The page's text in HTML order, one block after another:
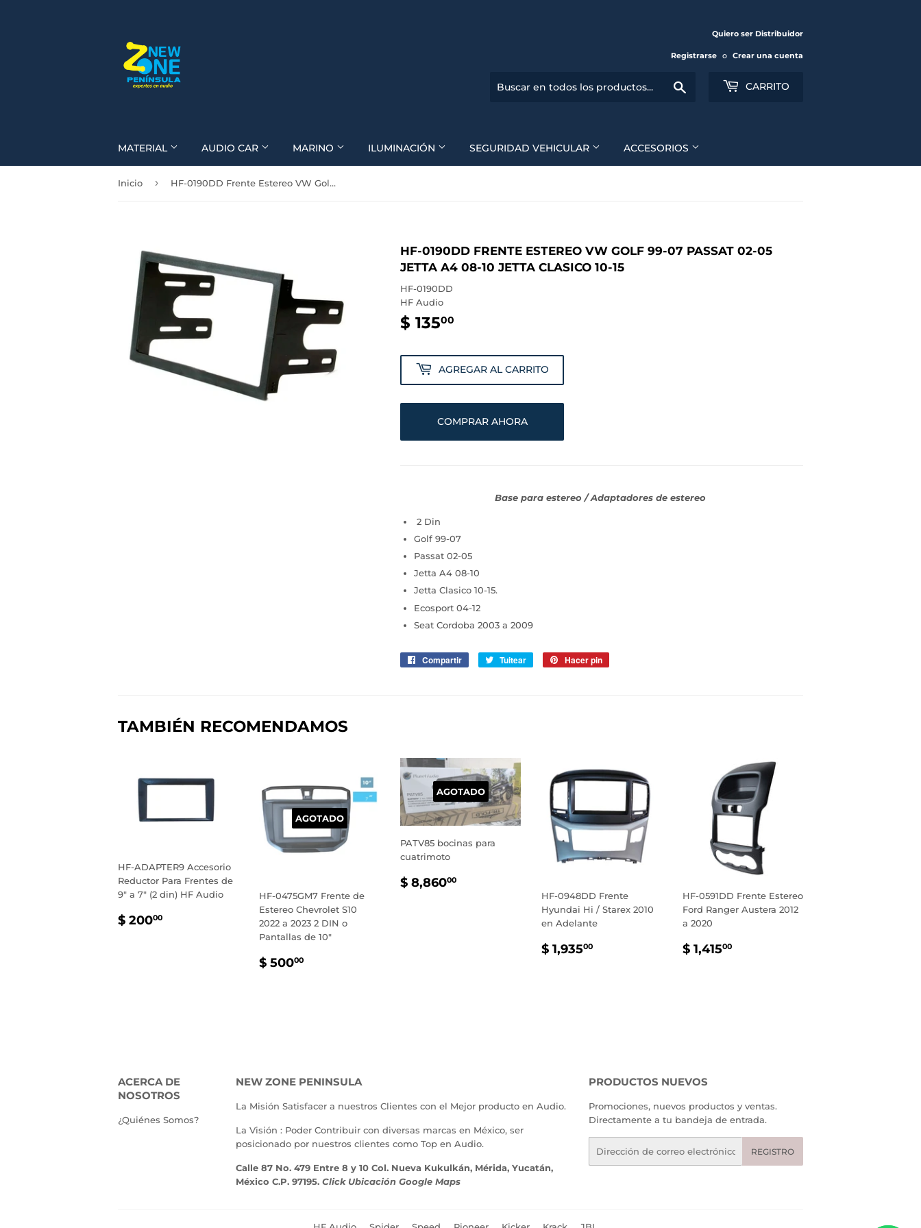
Quiero ser Distribuidor
Registrarse o Crear una cuenta
CARRITO
MATERIAL AUDIO CAR MARINO ILUMINACIÓN SEGURIDAD VEHICULAR ACCESORIOS
Inicio › HF-0190DD Frente Estereo VW Golf 99-07 Passat 02-05 Jetta A4 08-10 Jetta Clasico 10-15
HF-0190DD FRENTE ESTEREO VW GOLF 99-07 PASSAT 02-05
JETTA A4 08-10 JETTA CLASICO 10-15
HF-0190DD
HF Audio
$ 13500
AGREGAR AL CARRITO
COMPRAR AHORA
Base para estereo / Adaptadores de estereo
2 Din
Golf 99-07
Passat 02-05
Jetta A4 08-10
Jetta Clasico 10-15.
Ecosport 04-12
Seat Cordoba 2003 a 2009
Compartir
CompartirTuitear
Tuitear Hacer pin
TAMBIÉN RECOMENDAMOS
HF-ADAPTER9 Accesorio
Reductor Para Frentes de
9" a 7" (2 din) HF Audio
PRECIO
$ 20000
AGOTADO
HF-0475GM7 Frente de
Estereo Chevrolet S10
2022 a 2023 2 DIN o
Pantallas de 10"
PRECIO
$ 50000
AGOTADO
PATV85 bocinas para
cuatrimoto
PRECIO
$ 8,86000
HF-0948DD Frente
Hyundai Hi / Starex 2010
en Adelante
PRECIO
$ 1,93500
HF-0591DD Frente Estereo
Ford Ranger Austera 2012
a 2020
PRECIO
$ 1,41500
ACERCA DE
NOSOTROS
¿Quiénes Somos?
NEW ZONE PENINSULA
La Misión Satisfacer a nuestros Clientes con el Mejor producto en Audio.
La Visión : Poder Contribuir con diversas marcas en México, ser
posicionado por nuestros clientes como Top en Audio.
Calle 87 No. 479 Entre 8 y 10 Col. Nueva Kukulkán, Mérida, Yucatán,
México C.P. 97195. Click Ubicación Google Maps
PRODUCTOS NUEVOS
Promociones, nuevos productos y ventas.
Directamente a tu bandeja de entrada.
REGISTRO